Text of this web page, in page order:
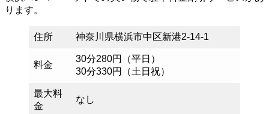
ります。
住所 神奈川県横浜市中区新港2-14-1
料金
30分280円（平日）
30分330円（土日祝）
最大料
金
なし